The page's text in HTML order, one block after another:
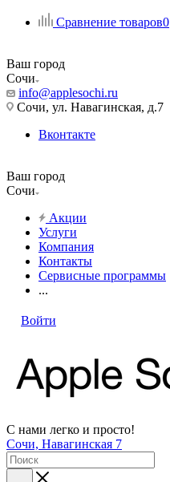
Сравнение товаров0
Ваш город
Сочи
info@applesochi.ru
Сочи, ул. Навагинская, д.7
Вконтакте
Ваш город
Сочи
Акции
Услуги
Компания
Контакты
Сервисные программы
...
Войти
С нами легко и просто!
Сочи, Навагинская 7